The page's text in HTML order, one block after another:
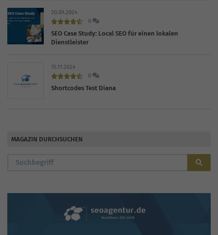
20.09.2024
0
SEO Case Study: Local SEO für einen lokalen
Dienstleister
15.11.2024
0
Shortcodes Test Diana
MAGAZIN DURCHSUCHEN